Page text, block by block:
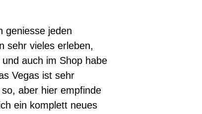
geniesse jeden
sehr vieles erleben,
auch im Shop habe
Vegas ist sehr
aber hier empfinde
ein komplett neues